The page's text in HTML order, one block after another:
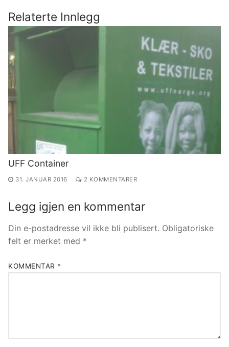
Relaterte Innlegg
UFF Container
31. JANUAR 2016 2 KOMMENTARER
Legg igjen en kommentar
Din e-postadresse vil ikke bli publisert. Obligatoriske
felt er merket med *
KOMMENTAR *